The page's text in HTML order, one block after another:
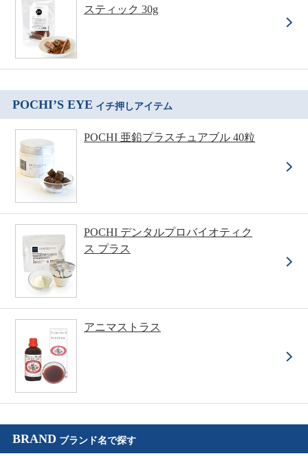
スティック 30g
POCHI’S EYE イチ押しアイテム
POCHI 亜鉛プラスチュアブル 40粒
POCHI デンタルプロバイオティク
ス プラス
アニマストラス
BRAND ブランド名で探す